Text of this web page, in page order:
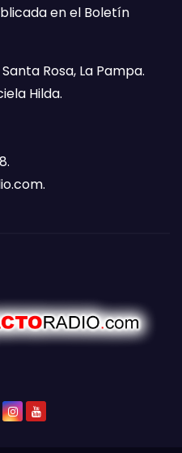
en el Boletín
Rosa, La Pampa.
Hilda.
.